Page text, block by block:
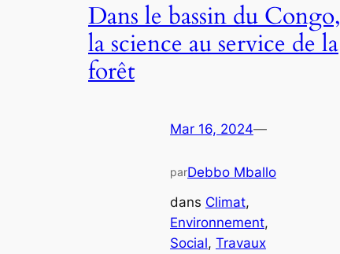
Dans le bassin du Congo,
la science au service de la
forêt
Mar 16, 2024—
parDebbo Mballo
dans Climat
Environnement
Social, Travaux